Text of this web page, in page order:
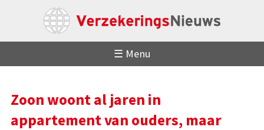
☰ Menu
Zoon woont al jaren in
appartement van ouders, maar